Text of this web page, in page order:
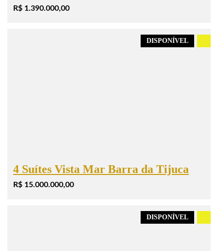
R$ 1.390.000,00
DISPONÍVEL
4 Suítes Vista Mar Barra da Tijuca
R$ 15.000.000,00
DISPONÍVEL